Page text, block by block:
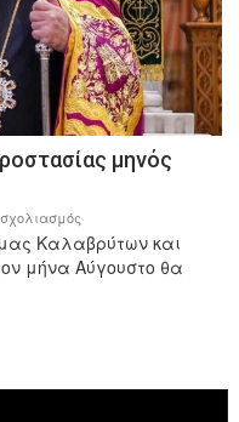
Διοικητή
της
ΑΑΔΕ
μηνός
Πρόγραμμα
Αρχιερατικής
Καλαβρύτων και
μήνα Αύγουστο θα